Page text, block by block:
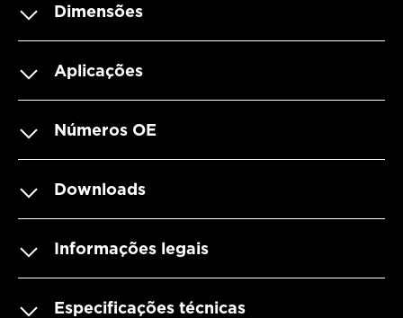
Dimensões
Aplicações
Números OE
Downloads
Informações legais
Especificações técnicas